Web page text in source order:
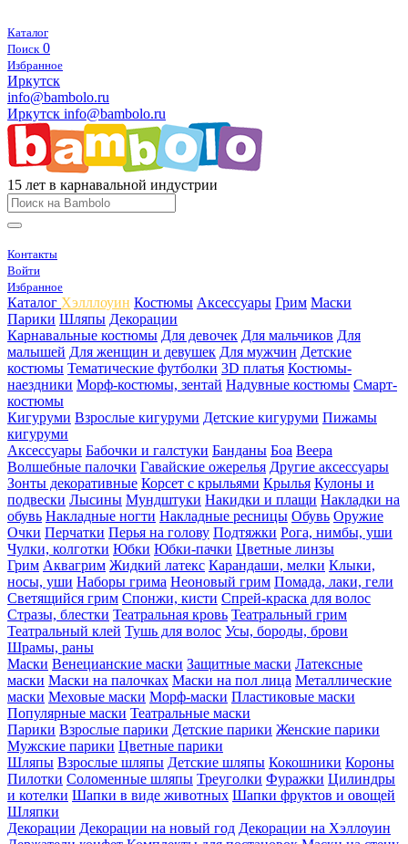
Каталог
Поиск 0
Избранное
Иркутск
info@bambolo.ru
Иркутск info@bambolo.ru
15 лет в карнавальной индустрии
Контакты
Войти
Избранное
Каталог Хэлллоуин Костюмы Аксессуары Грим Маски
Парики Шляпы Декорации
Карнавальные костюмы Для девочек Для мальчиков Для
малышей Для женщин и девушек Для мужчин Детские
костюмы Тематические футболки 3D платья Костюмы-
наездники Морф-костюмы, зентай Надувные костюмы Смарт-
костюмы
Кигуруми Взрослые кигуруми Детские кигуруми Пижамы
кигуруми
Аксессуары Бабочки и галстуки Банданы Боа Веера
Волшебные палочки Гавайские ожерелья Другие аксессуары
Зонты декоративные Корсет с крыльями Крылья Кулоны и
подвески Лысины Мундштуки Накидки и плащи Накладки на
обувь Накладные ногти Накладные ресницы Обувь Оружие
Очки Перчатки Перья на голову Подтяжки Рога, нимбы, уши
Чулки, колготки Юбки Юбки-пачки Цветные линзы
Грим Аквагрим Жидкий латекс Карандаши, мелки Клыки,
носы, уши Наборы грима Неоновый грим Помада, лаки, гели
Светящийся грим Спонжи, кисти Спрей-краска для волос
Стразы, блестки Театральная кровь Театральный грим
Театральный клей Тушь для волос Усы, бороды, брови
Шрамы, раны
Маски Венецианские маски Защитные маски Латексные
маски Маски на палочках Маски на пол лица Металлические
маски Меховые маски Морф-маски Пластиковые маски
Популярные маски Театральные маски
Парики Взрослые парики Детские парики Женские парики
Мужские парики Цветные парики
Шляпы Взрослые шляпы Детские шляпы Кокошники Короны
Пилотки Соломенные шляпы Треуголки Фуражки Цилиндры
и котелки Шапки в виде животных Шапки фруктов и овощей
Шляпки
Декорации Декорации на новый год Декорации на Хэллоуин